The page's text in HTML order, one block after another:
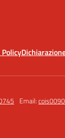
Email: